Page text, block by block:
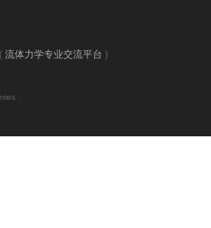
( 流体力学专业交流平台 )
.